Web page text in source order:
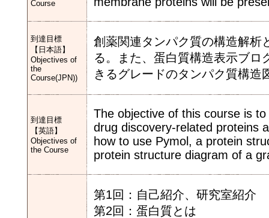
Course
到達目標
【日本語】
Objectives of
the
Course(JPN))
創薬関連タンパク質の構造解析
る。また、蛋白質構造表示ブロ
きるグレードのタンパク質構
到達目標
【英語】
Objectives of
the Course
The objective of this course is
drug discovery-related proteins
how to use Pymol, a protein
protein structure diagram of a
第1回：自己紹介、研究室紹介
第2回：蛋白質とは